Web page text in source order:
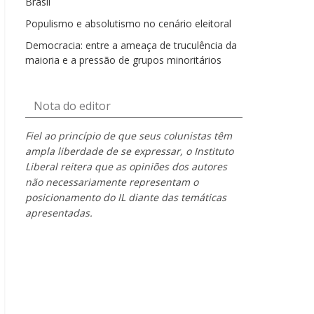
Populismo e absolutismo no cenário eleitoral
Democracia: entre a ameaça de truculência da
maioria e a pressão de grupos minoritários
Nota do editor
Fiel ao princípio de que seus colunistas têm
ampla liberdade de se expressar, o Instituto
Liberal reitera que as opiniões dos autores
não necessariamente representam o
posicionamento do IL diante das temáticas
apresentadas.